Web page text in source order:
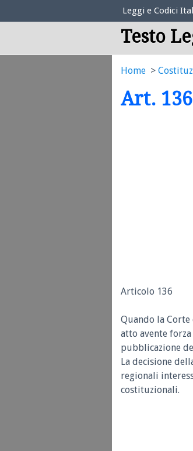
Elenco Codici
Leggi e Codici
Testo
Home
Art.
Articolo 136
Quando la
atto avente
pubblicazione
La decisione
regionali
costituzionali.